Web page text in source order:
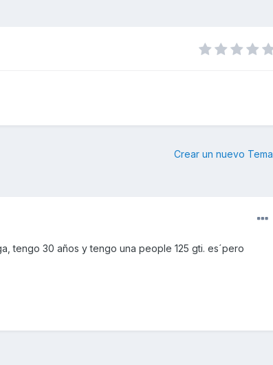
Crear un nuevo Tema
tengo 30 años y tengo una people 125 gti. es´pero